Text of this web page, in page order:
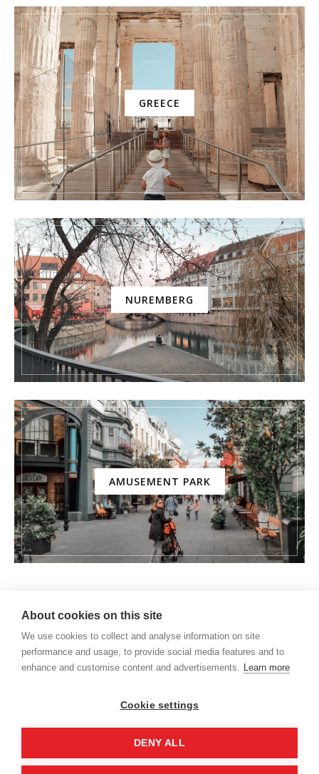
GREECE
NUREMBERG
AMUSEMENT PARK
Q&A PARCERIAS CONTATO
About cookies on this site
We use cookies to collect and analyse information on site
performance and usage, to provide social media features and to
enhance and customise content and advertisements. Learn more
Cookie settings
DENY ALL